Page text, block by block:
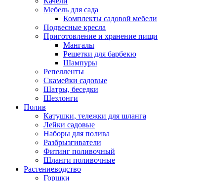
Мебель для сада
Комплекты садовой мебели
Подвесные кресла
Приготовление и хранение пищи
Мангалы
Решетки для барбекю
Шампуры
Репелленты
Скамейки садовые
Шатры, беседки
Шезлонги
Полив
Катушки, тележки для шланга
Лейки садовые
Наборы для полива
Разбрызгиватели
Фитинг поливочный
Шланги поливочные
Растениеводство
Горшки